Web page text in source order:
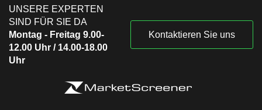
UNSERE EXPERTEN
SIND FÜR SIE DA
Montag - Freitag 9.00-
12.00 Uhr / 14.00-18.00
Uhr
Kontaktieren Sie uns